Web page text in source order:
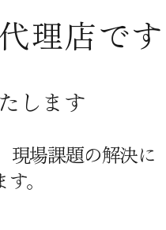
理店です
します
現場課題の解決に
。